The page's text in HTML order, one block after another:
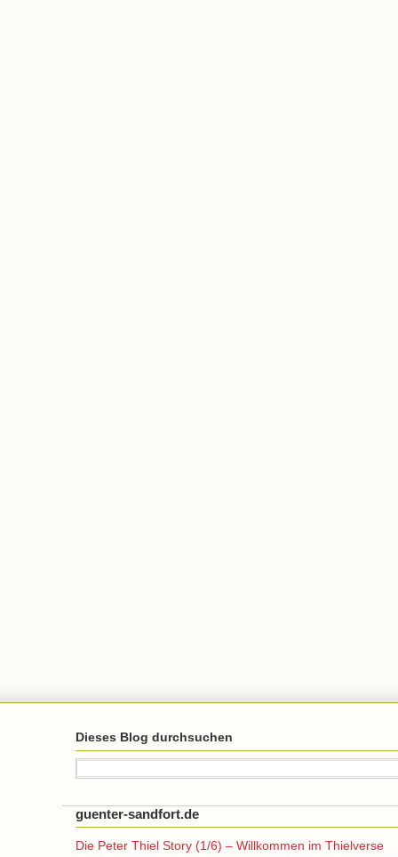
Dieses Blog durchsuchen
guenter-sandfort.de
Die Peter Thiel Story (1/6) – Willkommen im Thielverse